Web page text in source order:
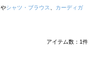
やシャツ・ブラウス
カーディガ
アイテム数： 1件